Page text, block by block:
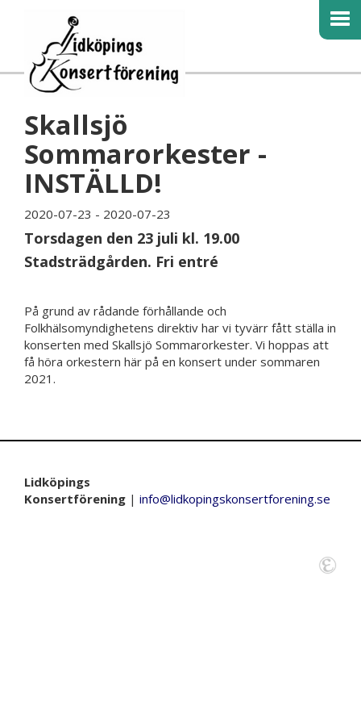
Skallsjö
Sommarorkester -
INSTÄLLD!
2020-07-23 - 2020-07-23
Torsdagen den 23 juli kl. 19.00
Stadsträdgården. Fri entré
På grund av rådande förhållande och
Folkhälsomyndighetens direktiv har vi tyvärr fått ställa in
konserten med Skallsjö Sommarorkester. Vi hoppas att
få höra orkestern här på en konsert under sommaren
2021.
Lidköpings
Konsertförening | info@lidkopingskonsertforening.se